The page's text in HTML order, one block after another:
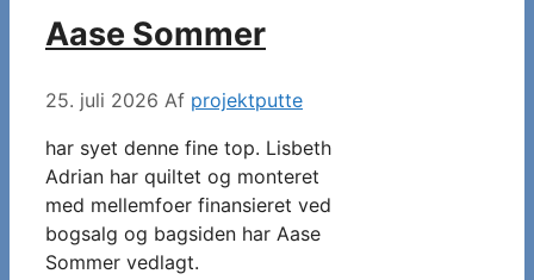
Aase Sommer
25. juli 2026 Af projektputte
har syet denne fine top. Lisbeth
Adrian har quiltet og monteret
med mellemfoer finansieret ved
bogsalg og bagsiden har Aase
Sommer vedlagt.